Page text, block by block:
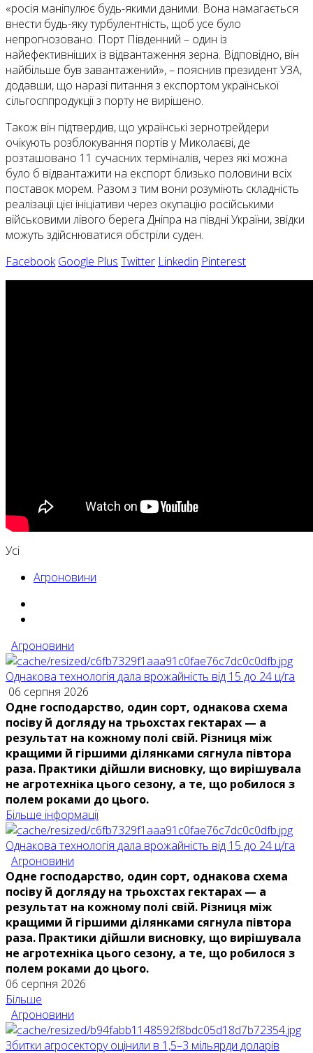
«росія маніпулює будь-якими даними. Вона намагається
внести будь-яку турбулентність, щоб усе було
непрогнозовано. Порт Південний – один із
найефективніших із відвантаження зерна. Відповідно, він
найбільше був завантажений», – пояснив президент УЗА,
додавши, що наразі питання з експортом української
сільгосппродукції з порту не вирішено.
Також він підтвердив, що українські зернотрейдери
очікують розблокування портів у Миколаєві, де
розташовано 11 сучасних терміналів, через які можна
було б відвантажити на експорт близько половини всіх
поставок морем. Разом з тим вони розуміють складність
реалізації цієї ініціативи через окупацію російськими
військовими лівого берега Дніпра на півдні України, звідки
можуть здійснюватися обстріли суден.
Facebook Google Plus Twitter Linkedin Pinterest
Усі
Агроновини
Агроновини
Однакова технологія дала врожайність від 15 до 24 ц/га
06 серпня 2026
Одне господарство, один сорт, однакова схема
посіву й догляду на трьохстах гектарах — а
результат на кожному полі свій. Різниця між
кращими й гіршими ділянками сягнула півтора
раза. Практики дійшли висновку, що вирішувала
не агротехніка цього сезону, а те, що робилося з
полем роками до цього.
Більше інформації
Однакова технологія дала врожайність від 15 до 24 ц/га
Агроновини
Одне господарство, один сорт, однакова схема
посіву й догляду на трьохстах гектарах — а
результат на кожному полі свій. Різниця між
кращими й гіршими ділянками сягнула півтора
раза. Практики дійшли висновку, що вирішувала
не агротехніка цього сезону, а те, що робилося з
полем роками до цього.
06 серпня 2026
Більше
Агроновини
Збитки агросектору оцінили в 1,5–3 мільярди доларів